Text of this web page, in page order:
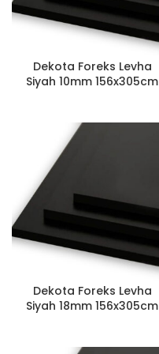
Dekota Foreks Levha
Siyah 10mm 156x305cm
Dekota Foreks Levha
Siyah 18mm 156x305cm